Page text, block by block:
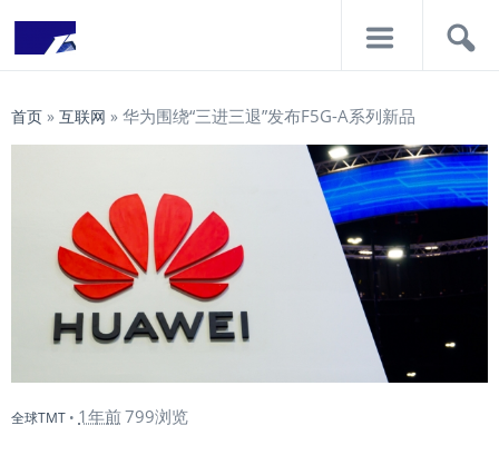
首页 » 互联网 » 华为围绕“三进三退”发布F5G-A系列新品
全球TMT • 1年前799浏览